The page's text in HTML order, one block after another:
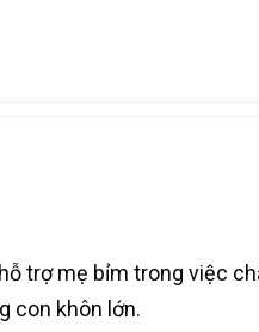
trợ mẹ bỉm trong việc
con khôn lớn.